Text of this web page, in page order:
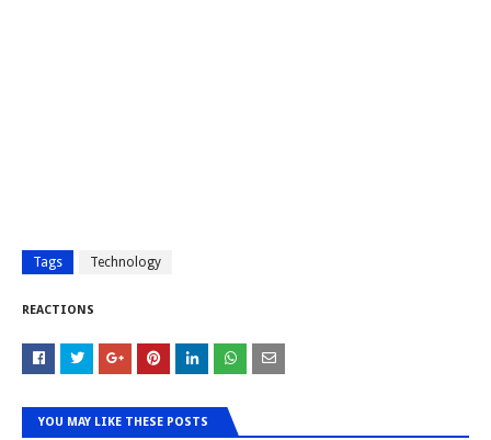
Tags Technology
REACTIONS
YOU MAY LIKE THESE POSTS